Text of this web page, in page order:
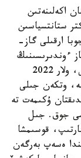
اكەلىنەتىن
ستانتسياسىن
ارقىلى گاز-
ءوندىرىسىنىڭ
كولەمى سۇرانىسقا دايىن بولماي شىقتى. مىسالى، ولار 2022
وتكەن جىلى
ۇكىمەت تە
جوق. جىل
قوسىمشا
ەسەپ بەرگەن